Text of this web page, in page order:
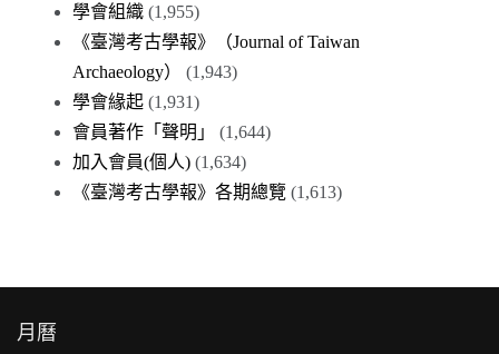
學會組織 (1,955)
《臺灣考古學報》（Journal of Taiwan
Archaeology）
(1,943)
學會緣起 (1,931)
會員著作「聲明」
(1,644)
加入會員(個人) (1,634)
《臺灣考古學報》各期總覽 (1,613)
月曆